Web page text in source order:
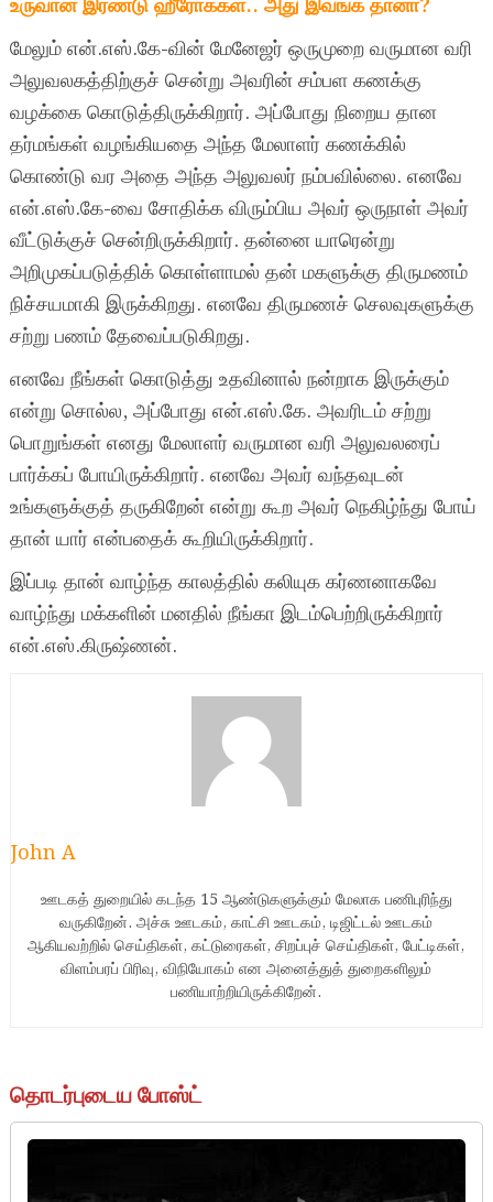
மேலும் என்.எஸ்.கே-வின் மேனேஜர் ஒருமுறை வருமான வரி
அலுவலகத்திற்குச் சென்று அவரின் சம்பள கணக்கு
வழக்கை கொடுத்திருக்கிறார். அப்போது நிறைய தான
தர்மங்கள் வழங்கியதை அந்த மேலாளர் கணக்கில்
கொண்டு வர அதை அந்த அலுவலர் நம்பவில்லை. எனவே
என்.எஸ்.கே-வை சோதிக்க விரும்பிய அவர் ஒருநாள் அவர்
வீட்டுக்குச் சென்றிருக்கிறார். தன்னை யாரென்று
அறிமுகப்படுத்திக் கொள்ளாமல் தன் மகளுக்கு திருமணம்
நிச்சயமாகி இருக்கிறது. எனவே திருமணச் செலவுகளுக்கு
சற்று பணம் தேவைப்படுகிறது.
எனவே நீங்கள் கொடுத்து உதவினால் நன்றாக இருக்கும்
என்று சொல்ல, அப்போது என்.எஸ்.கே. அவரிடம் சற்று
பொறுங்கள் எனது மேலாளர் வருமான வரி அலுவலரைப்
பார்க்கப் போயிருக்கிறார். எனவே அவர் வந்தவுடன்
உங்களுக்குத் தருகிறேன் என்று கூற அவர் நெகிழ்ந்து போய்
தான் யார் என்பதைக் கூறியிருக்கிறார்.
இப்படி தான் வாழ்ந்த காலத்தில் கலியுக கர்ணனாகவே
வாழ்ந்து மக்களின் மனதில் நீங்கா இடம்பெற்றிருக்கிறார்
என்.எஸ்.கிருஷ்ணன்.
John A
ஊடகத் துறையில் கடந்த 15 ஆண்டுகளுக்கும் மேலாக பணிபுரிந்து
வருகிறேன். அச்சு ஊடகம், காட்சி ஊடகம், டிஜிட்டல் ஊடகம்
ஆகியவற்றில் செய்திகள், கட்டுரைகள், சிறப்புச் செய்திகள், பேட்டிகள்,
விளம்பரப் பிரிவு, விநியோகம் என அனைத்துத் துறைகளிலும்
பணியாற்றியிருக்கிறேன்.
தொடர்புடைய போஸ்ட்